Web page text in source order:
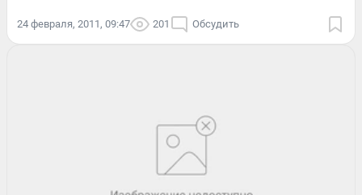
24 февраля, 2011, 09:47 201 Обсудить